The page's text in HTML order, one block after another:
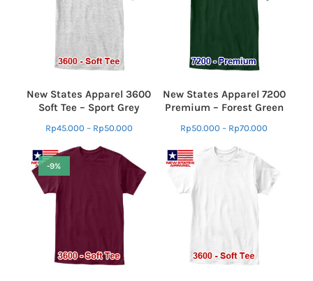
New States Apparel 3600
Soft Tee – Sport Grey
Rp45.000 – Rp50.000
New States Apparel 7200
Premium – Forest Green
Rp50.000 – Rp70.000
-9%